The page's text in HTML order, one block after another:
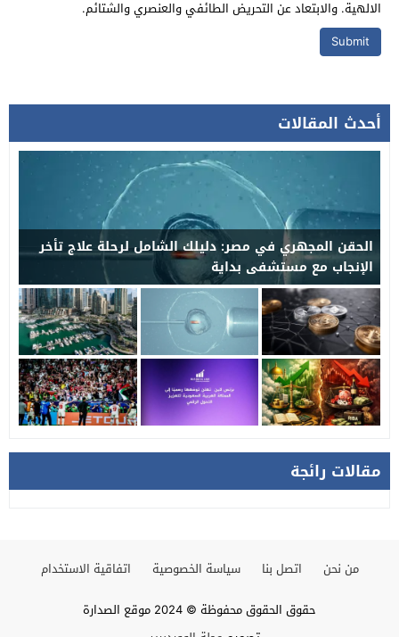
الالهية. والابتعاد عن التحريض الطائفي والعنصري والشتائم.
أحدث المقالات
الحقن المجهري في مصر: دليلك الشامل لرحلة علاج تأخر
الإنجاب مع مستشفى بداية
مقالات رائجة
من نحن اتصل بنا سياسة الخصوصية
اتفاقية الاستخدام
حقوق الحقوق محفوظة © 2024 موقع الصدارة